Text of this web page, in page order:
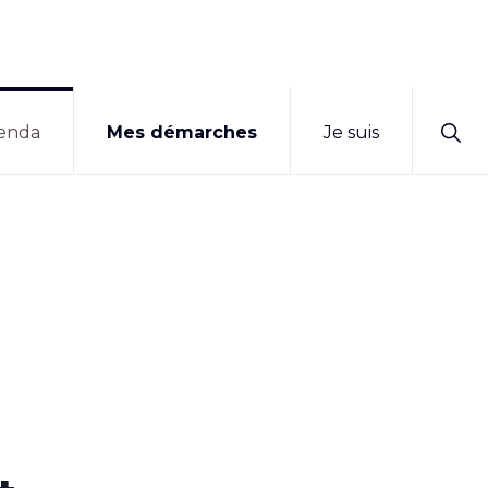
Mes démarches Je suis